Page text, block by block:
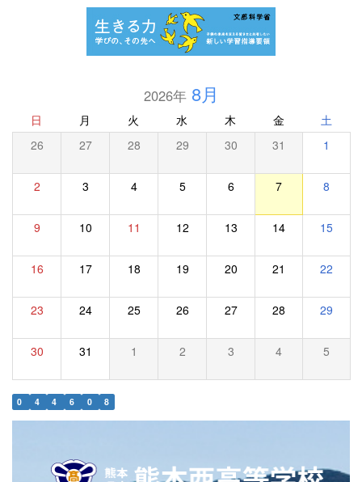
2026年8月
日 月 火 水 木 金 土
26 27 28 29 30 31 1
2 3 4 5 6 7 8
9 10 11 12 13 14 15
16 17 18 19 20 21 22
23 24 25 26 27 28 29
30 31 1 2 3 4 5
0 4 4 6 0 8